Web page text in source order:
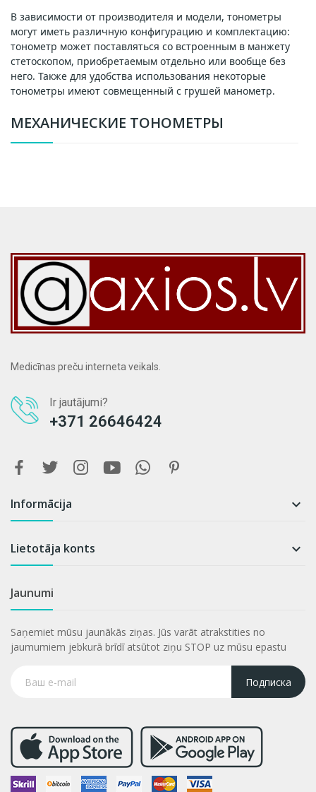
МЕХАНИЧЕСКИЕ ТОНОМЕТРЫ
В зависимости от производителя и модели, тонометры
могут иметь различную конфигурацию и комплектацию:
тонометр может поставляться со встроенным в манжету
стетоскопом, приобретаемым отдельно или вообще без
него. Также для удобства использования некоторые
тонометры имеют совмещенный с грушей манометр.
Medicīnas preču interneta veikals.
Ir jautājumi?
+371 26646424
Informācija 
Lietotāja konts 
Jaunumi
Saņemiet mūsu jaunākās ziņas. Jūs varāt atrakstities no
jaumumiem jebkurā brīdī atsūtot ziņu STOP uz mūsu epastu
Подписка